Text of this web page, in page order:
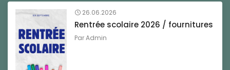
26.06.2026
Rentrée scolaire 2026 / fournitures
ParAdmin